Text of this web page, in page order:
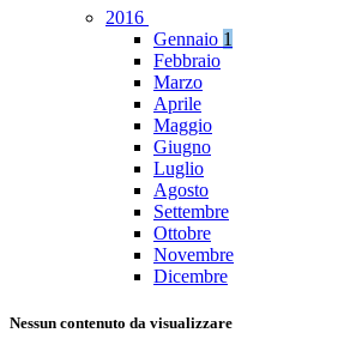
2016
Gennaio 1
Febbraio
Marzo
Aprile
Maggio
Giugno
Luglio
Agosto
Settembre
Ottobre
Novembre
Dicembre
Nessun contenuto da visualizzare